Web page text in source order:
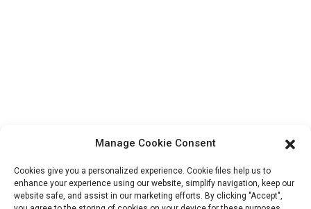
+86 13410678885
Manage Cookie Consent
Cookies give you a personalized experience. Cookie files help us to
enhance your experience using our website, simplify navigation, keep our
website safe, and assist in our marketing efforts. By clicking "Accept",